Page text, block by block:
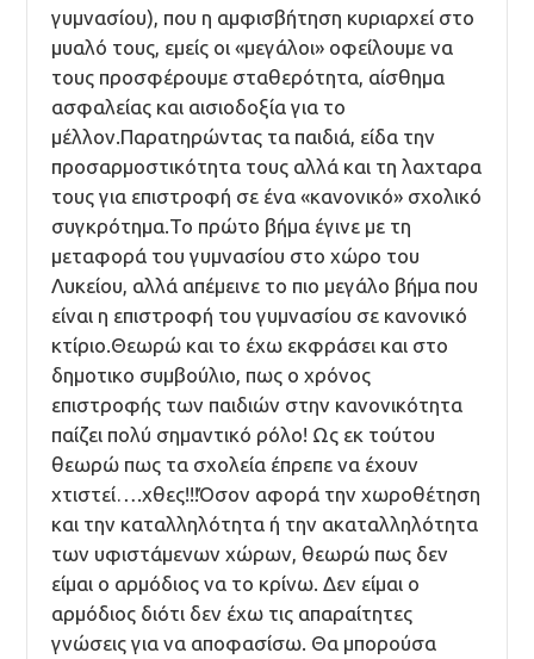
γυμνασίου), που η αμφισβήτηση κυριαρχεί στο
μυαλό τους, εμείς οι «μεγάλοι» οφείλουμε να
τους προσφέρουμε σταθερότητα, αίσθημα
ασφαλείας και αισιοδοξία για το
μέλλον.Παρατηρώντας τα παιδιά, είδα την
προσαρμοστικότητα τους αλλά και τη λαχταρα
τους για επιστροφή σε ένα «κανονικό» σχολικό
συγκρότημα.Το πρώτο βήμα έγινε με τη
μεταφορά του γυμνασίου στο χώρο του
Λυκείου, αλλά απέμεινε το πιο μεγάλο βήμα που
είναι η επιστροφή του γυμνασίου σε κανονικό
κτίριο.Θεωρώ και το έχω εκφράσει και στο
δημοτικο συμβούλιο, πως ο χρόνος
επιστροφής των παιδιών στην κανονικότητα
παίζει πολύ σημαντικό ρόλο! Ως εκ τούτου
θεωρώ πως τα σχολεία έπρεπε να έχουν
χτιστεί….χθες!!!Όσον αφορά την χωροθέτηση
και την καταλληλότητα ή την ακαταλληλότητα
των υφιστάμενων χώρων, θεωρώ πως δεν
είμαι ο αρμόδιος να το κρίνω. Δεν είμαι ο
αρμόδιος διότι δεν έχω τις απαραίτητες
γνώσεις για να αποφασίσω. Θα μπορούσα